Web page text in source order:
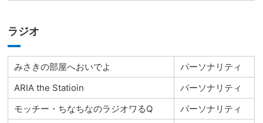
ラジオ
みさきの部屋へおいでよ
パーソナリティ
ARIA the Statioin
パーソナリティ
モッチー・ちなちなのラジオワるQ
パーソナリティ